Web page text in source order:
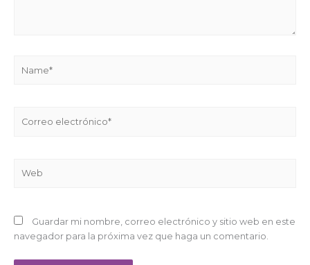
electrónico*
Guardar mi nombre, correo electrónico y sitio web en este
navegador para la próxima vez que haga un comentario.